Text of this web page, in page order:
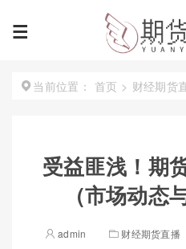
当前位置： 首页 > 财经期货
受益匪浅！期
(市场动态
admin 财经期货直播